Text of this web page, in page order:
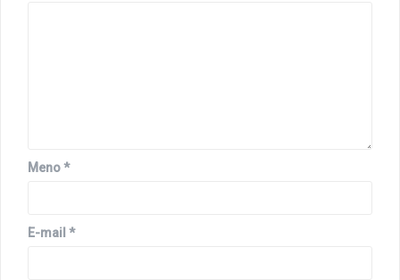
Meno*
E-mail *